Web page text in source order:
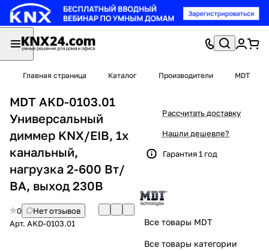
Главная страница Каталог Производители MDT
MDT AKD-0103.01
Универсальный
диммер KNX/EIB, 1х
канальный,
нагрузка 2-600 Вт/
ВА, выход 230В
0
Нет отзывов
Арт. AKD-0103.01
Рассчитать доставку
Нашли дешевле?
Гарантия 1 год
Все товары MDT
Все товары категории